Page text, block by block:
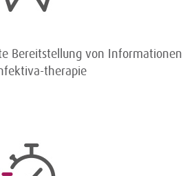
Bereitstellung von Informationen
therapie